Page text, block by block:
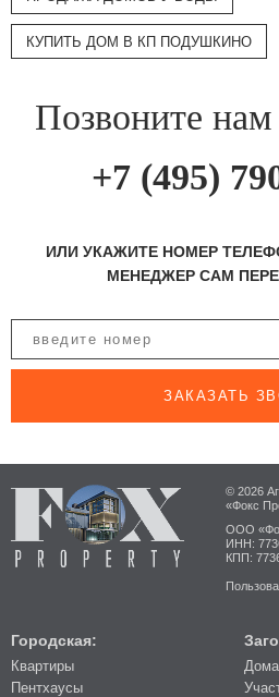
КУПИТЬ ДОМ В КП ПОДУШКИНО
Позвоните
+7 (495)
ИЛИ УКАЖИТЕ НОМЕР
МЕНЕДЖЕР САМ
ЗАКАЗАТЬ
© 2026
«Фокс
ООО
ИНН:
КПП:
Городская:
Квартиры
Пентхаусы
Дома